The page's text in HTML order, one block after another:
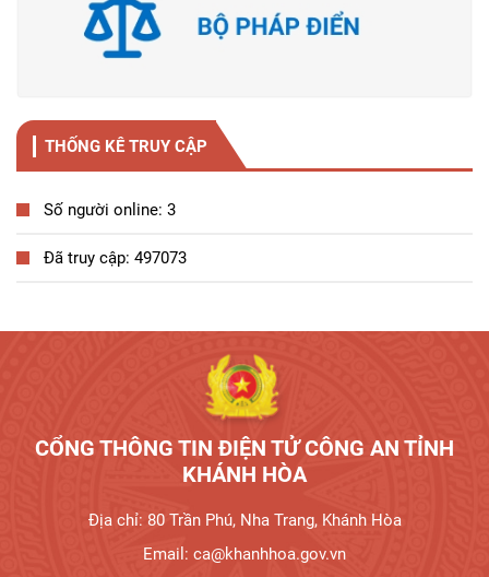
THỐNG KÊ TRUY CẬP
Số người online: 3
Đã truy cập: 497073
CỔNG THÔNG TIN ĐIỆN TỬ CÔNG AN TỈNH
KHÁNH HÒA
Địa chỉ: 80 Trần Phú, Nha Trang, Khánh Hòa
Email: ca@khanhhoa.gov.vn